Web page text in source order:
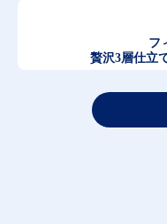
フ
贅沢3層仕立